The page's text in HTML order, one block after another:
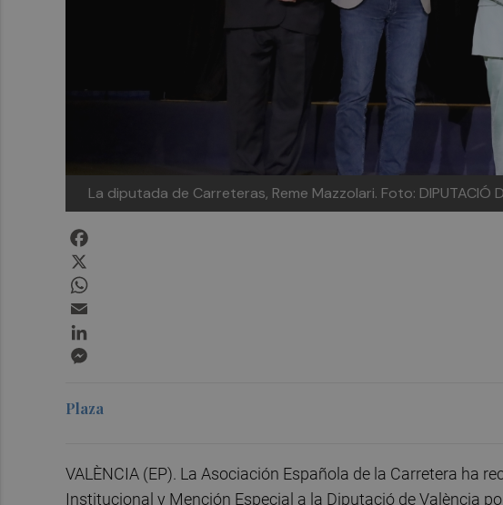
La diputada de Carreteras, Reme Mazzolari. Foto: DIPUTACIÓ
Plaza
VALÈNCIA (EP). La Asociación Española de la Carretera ha
Institucional y Mención Especial a la Diputació de València